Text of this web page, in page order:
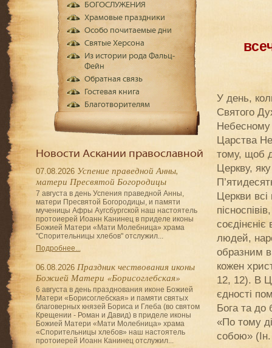
У день,
Святого
Небесному
Царства
тому, щоб
Церкву,
Церкви
людей,
образним
кожен
12, 12). В
єдності
Бога та до
«По тому
собою»
БОГОСЛУЖЕНИЯ
Храмовые праздники
Особо почитаемые дни
Святые Херсона
Из истории рода Фальц-
Фейн
Обратная связь
Гостевая книга
Благотворителям
Новости Аскании православной
07.08.2026 Успение праведной Анны,
матери Пресвятой Богородицы
7 августа в день Успения праведной Анны,
матери Пресвятой Богородицы, и памяти
мученицы Афры Аугсбургской наш настоятель
протоиерей Иоанн Канинец в приделе иконы
Божией Матери «Мати Молебница» храма
"Спорительницы хлебов" отслужил...
Подробнее...
06.08.2026 Праздник чествования иконы
Божией Матери «Борисоглебская»
6 августа в день празднования иконе Божией
Матери «Борисоглебская» и памяти святых
благоверных князей Бориса и Глеба (во святом
Крещении - Роман и Давид) в приделе иконы
Божией Матери «Мати Молебница» храма
«Спорительницы хлебов» наш настоятель
протоиерей Иоанн Канинец отслужил...